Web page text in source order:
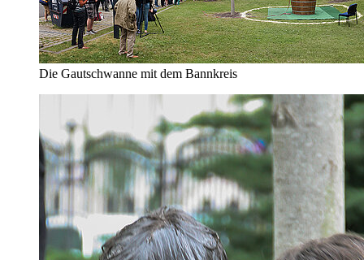
Die Gautschwanne mit dem Bannkreis